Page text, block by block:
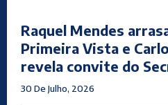
Raquel Mendes
Primeira Vista e
revela convite do
30 De Julho, 2026